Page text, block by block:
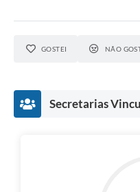
GOSTEI NÃO
Secretarias